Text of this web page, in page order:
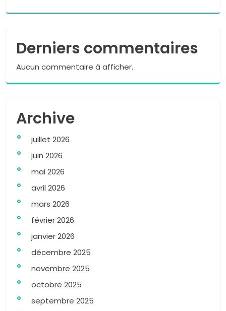
Derniers commentaires
Aucun commentaire à afficher.
Archive
juillet 2026
juin 2026
mai 2026
avril 2026
mars 2026
février 2026
janvier 2026
décembre 2025
novembre 2025
octobre 2025
septembre 2025